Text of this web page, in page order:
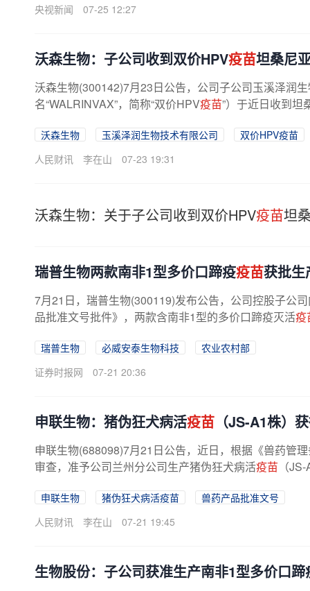
央视新闻 07-25 12:27
沃森生物：子公司收到双价HPV疫苗坦桑尼
沃森生物(300142)7月23日公告，公司子公司玉溪泽润
名“WALRINVAX”，简称“双价HPV疫苗”）于近日收到坦
沃森生物 玉溪泽润生物技术有限公司
双价HPV疫苗
人民财讯
李在山 07-23 19:31
沃森生物：关于子公司收到双价HPV疫苗坦
瑞普生物两款南非1型多价口蹄疫疫苗获批生
7月21日，瑞普生物(300119)发布公告，公司控股子公
品批准文号批件》，两款含南非1型的多价口蹄疫灭活疫
瑞普生物 必威安泰生物科技
农业农村部
证券时报网
07-21 20:36
申联生物：猪伪狂犬病活疫苗 （JS-A1株）
申联生物(688098)7月21日公告，近日，根据《兽药管
审查，准予公司兰州分公司生产猪伪狂犬病活疫苗 （
申联生物 猪伪狂犬病活疫苗
兽药产品批准文号
人民财讯
李在山 07-21 19:45
生物股份：子公司获准生产南非1型多价口蹄